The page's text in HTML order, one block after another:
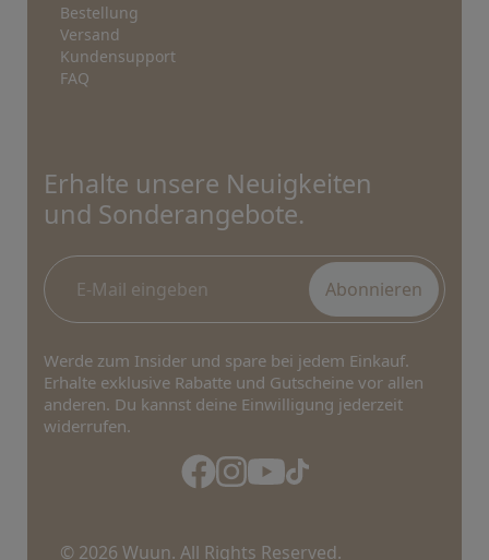
Bestellung
Versand
Kundensupport
FAQ
Erhalte unsere Neuigkeiten
und Sonderangebote.
Abonnieren
Werde zum Insider und spare bei jedem Einkauf.
Erhalte exklusive Rabatte und Gutscheine vor allen
anderen. Du kannst deine Einwilligung jederzeit
widerrufen.
© 2026 Wuun. All Rights Reserved.